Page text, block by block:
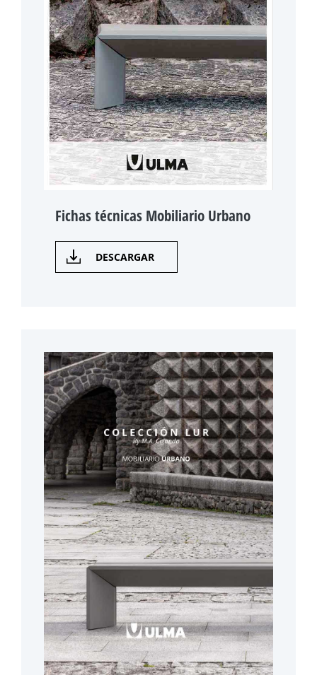
Fichas técnicas Mobiliario Urbano
DESCARGAR